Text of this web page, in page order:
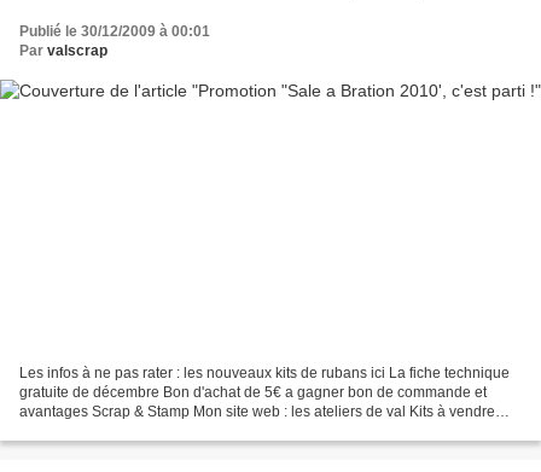
Publié le 30/12/2009 à 00:01
Par valscrap
Les infos à ne pas rater : les nouveaux kits de rubans ici La fiche technique
gratuite de décembre Bon d'achat de 5€ a gagner bon de commande et
avantages Scrap & Stamp Mon site web : les ateliers de val Kits à vendre
~~~~~~~~~~~~~~~~~~~~~~~~~~~~~~~~~~~~~~~~~~~~~~~~~~~~~~~~~~~